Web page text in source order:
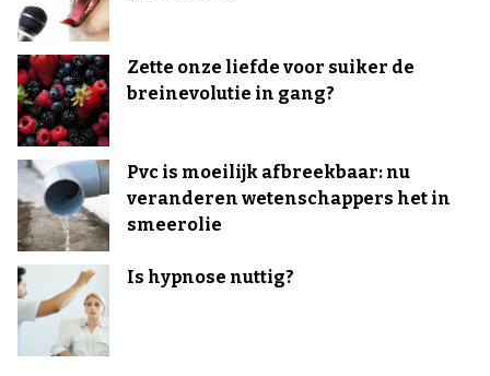
Zette onze liefde voor suiker de
breinevolutie in gang?
Pvc is moeilijk afbreekbaar: nu
veranderen wetenschappers het in
smeerolie
Is hypnose nuttig?